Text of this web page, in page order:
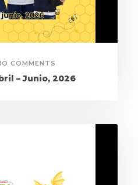
COMMENTS
– Junio, 2026